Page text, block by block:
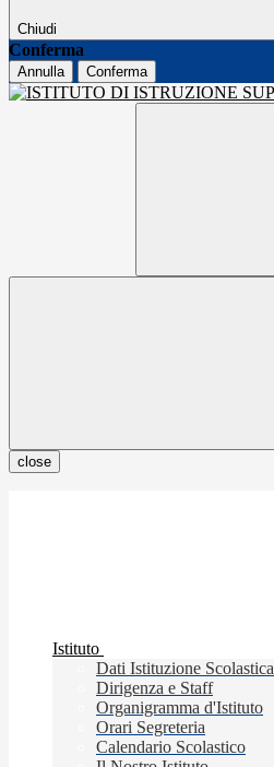
Chiudi
Conferma
Annulla Conferma
close
Istituto
Dati Istituzione Scolastica
Dirigenza e Staff
Organigramma d'Istituto
Orari Segreteria
Calendario Scolastico